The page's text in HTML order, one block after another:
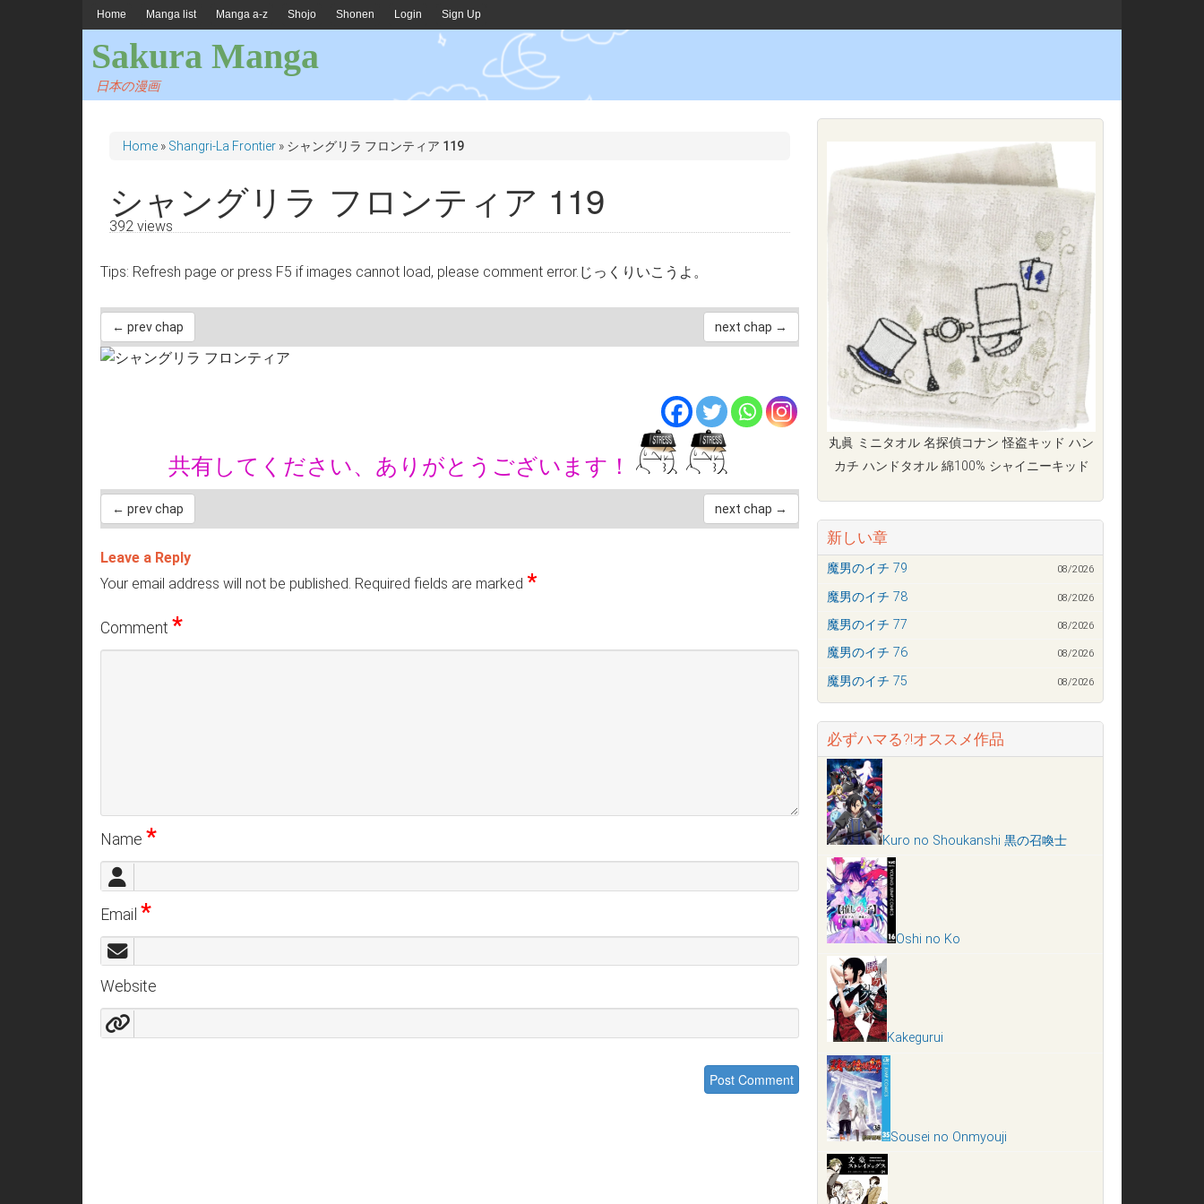
Home Manga list Manga a-z Shojo Shonen Login Sign Up
Sakura Manga
日本の漫画
Home » Shangri-La Frontier » シャングリラ フロンティア 119
シャングリラ フロンティア 119
392 views
Tips: Refresh page or press F5 if images cannot load, please comment error.じっくりいこうよ。
← prev chap next chap →
共有してください、ありがとうございます！
← prev chap next chap →
Leave a Reply
Your email address will not be published. Required fields are marked *
Comment *
Name *
Email *
Website
丸眞 ミニタオル 名探偵コナン 怪盗キッド ハン
カチ ハンドタオル 綿100% シャイニーキッド
新しい章
魔男のイチ 79 08/2026
魔男のイチ 78 08/2026
魔男のイチ 77 08/2026
魔男のイチ 76 08/2026
魔男のイチ 75 08/2026
必ずハマる?!オススメ作品
Kuro no Shoukanshi 黒の召喚士
Oshi no Ko
Kakegurui
Sousei no Onmyouji